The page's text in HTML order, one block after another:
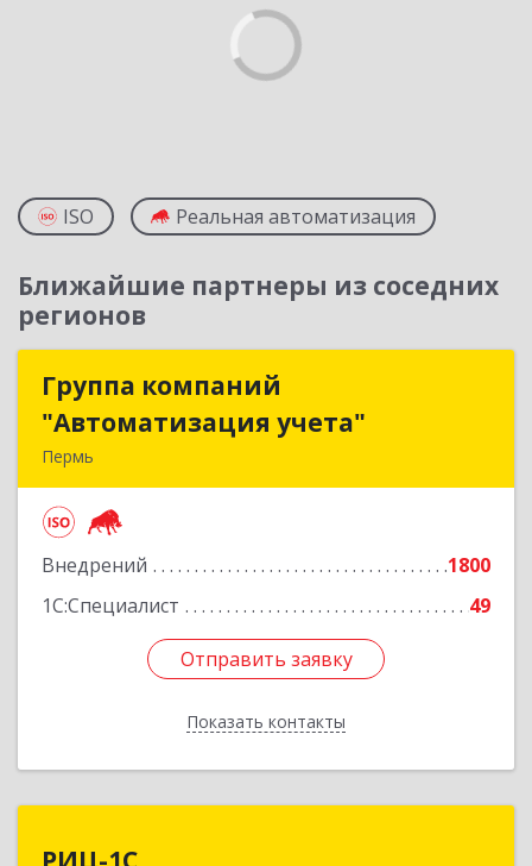
ISO Реальная автоматизация
Ближайшие партнеры из соседних
регионов
Группа компаний
"Автоматизация учета"
Пермь
Внедрений
1800
1С:Специалист
49
Отправить заявку
Показать контакты
Группа компаний
"Автоматизация учета"
Подробнее
Отправить заявку
Назад